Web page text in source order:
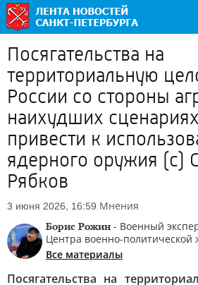
Посягательства на
территориальную
России со стороны
наихудших
привести к
ядерного оружия (с)
Рябков
3 июня 2026, 16:59 Мнения
Борис Рожин - Военный
Центра военно-политической
Все материалы
Посягательства на